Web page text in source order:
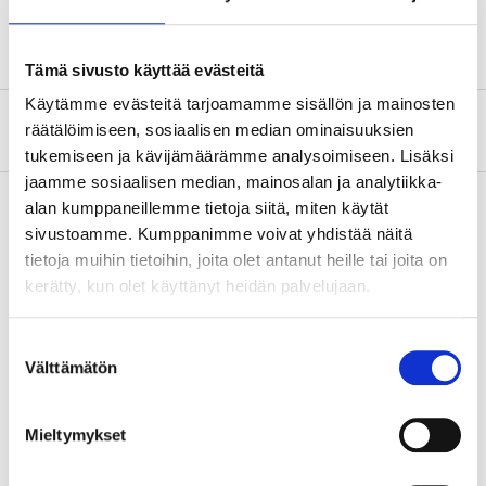
Tämä sivusto käyttää evästeitä
Käytämme evästeitä tarjoamamme sisällön ja mainosten
räätälöimiseen, sosiaalisen median ominaisuuksien
tukemiseen ja kävijämäärämme analysoimiseen. Lisäksi
jaamme sosiaalisen median, mainosalan ja analytiikka-
alan kumppaneillemme tietoja siitä, miten käytät
sivustoamme. Kumppanimme voivat yhdistää näitä
tietoja muihin tietoihin, joita olet antanut heille tai joita on
kerätty, kun olet käyttänyt heidän palvelujaan.
valinta
Välttämätön
Mieltymykset
Tietoa valmistajasta
Osta & Nouda
Osta verkosta ja nouda tavaratalosta jo 2 tunnin kuluttua!
Muut asiakkaat ostivat myös